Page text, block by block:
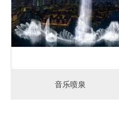
音乐喷泉